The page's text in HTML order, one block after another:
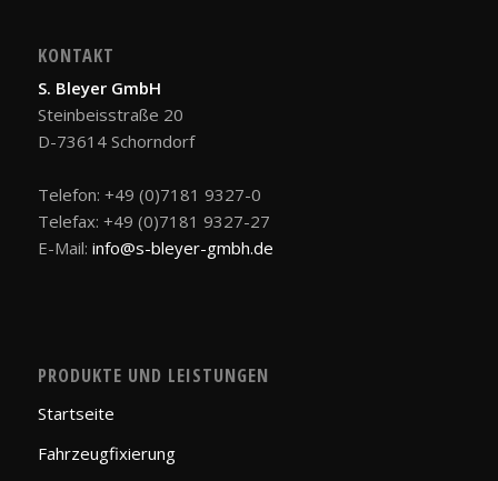
KONTAKT
S. Bleyer GmbH
Steinbeisstraße 20
D-73614 Schorndorf
Telefon: +49 (0)7181 9327-0
Telefax: +49 (0)7181 9327-27
E-Mail: info@s-bleyer-gmbh.de
PRODUKTE UND LEISTUNGEN
Startseite
Fahrzeugfixierung